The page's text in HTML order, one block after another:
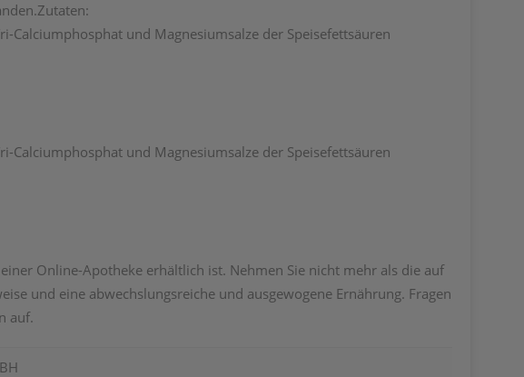
und Magnesiumsalze der Speisefettsäuren
und Magnesiumsalze der Speisefettsäuren
Online-Apotheke erhältlich ist. Nehmen Sie nicht mehr als die auf
und eine abwechslungsreiche und ausgewogene Ernährung. Fragen
auf.